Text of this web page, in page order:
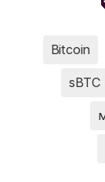
Bitcoin
sBTC